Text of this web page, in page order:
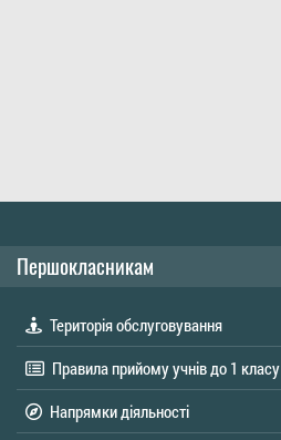
Першокласникам
Територія обслуговування
Правила прийому учнів до 1 класу
Напрямки діяльності